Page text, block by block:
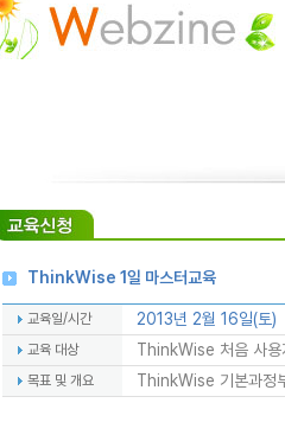
ThinkWise 1일 마스터교육
교육일/시간 2013년 2월 16일(토)
교육 대상 ThinkWise 처음 사용
목표 및 개요 ThinkWise 기본과정